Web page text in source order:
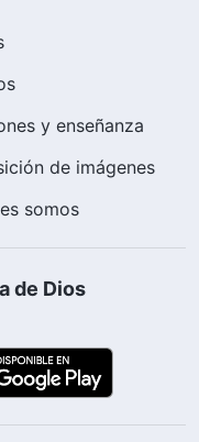
y enseñanza
de imágenes
somos
de Dios